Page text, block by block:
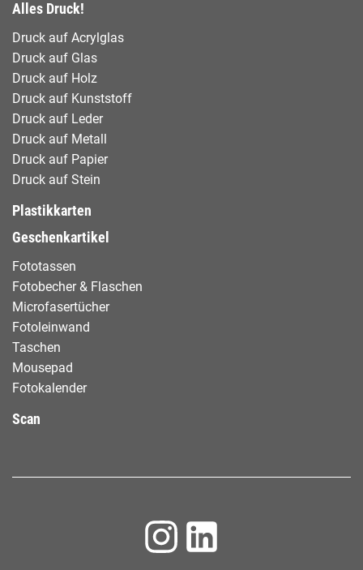
Alles Druck!
Druck auf Acrylglas
Druck auf Glas
Druck auf Holz
Druck auf Kunststoff
Druck auf Leder
Druck auf Metall
Druck auf Papier
Druck auf Stein
Plastikkarten
Geschenkartikel
Fototassen
Fotobecher & Flaschen
Microfasertücher
Fotoleinwand
Taschen
Mousepad
Fotokalender
Scan